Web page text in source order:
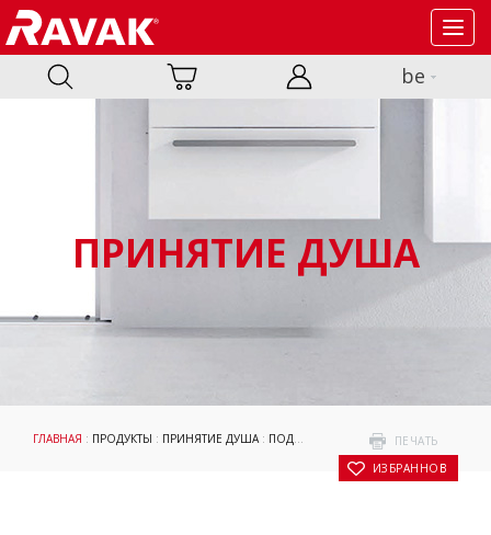
be
ПРИНЯТИЕ ДУША
ПЕЧАТЬ
В ИЗБРАННОЕ
ГЛАВНАЯ : ПРОДУКТЫ : ПРИНЯТИЕ ДУША: ПОДДОНЫ АКСЕССУАРЫ:ОПОРЫ